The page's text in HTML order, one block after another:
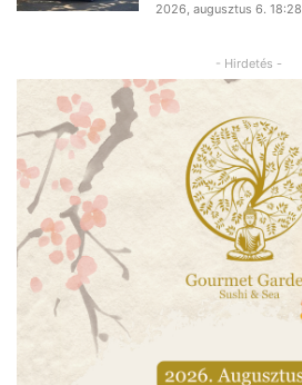
2026, augusztus 6. 18:28
- Hirdetés -